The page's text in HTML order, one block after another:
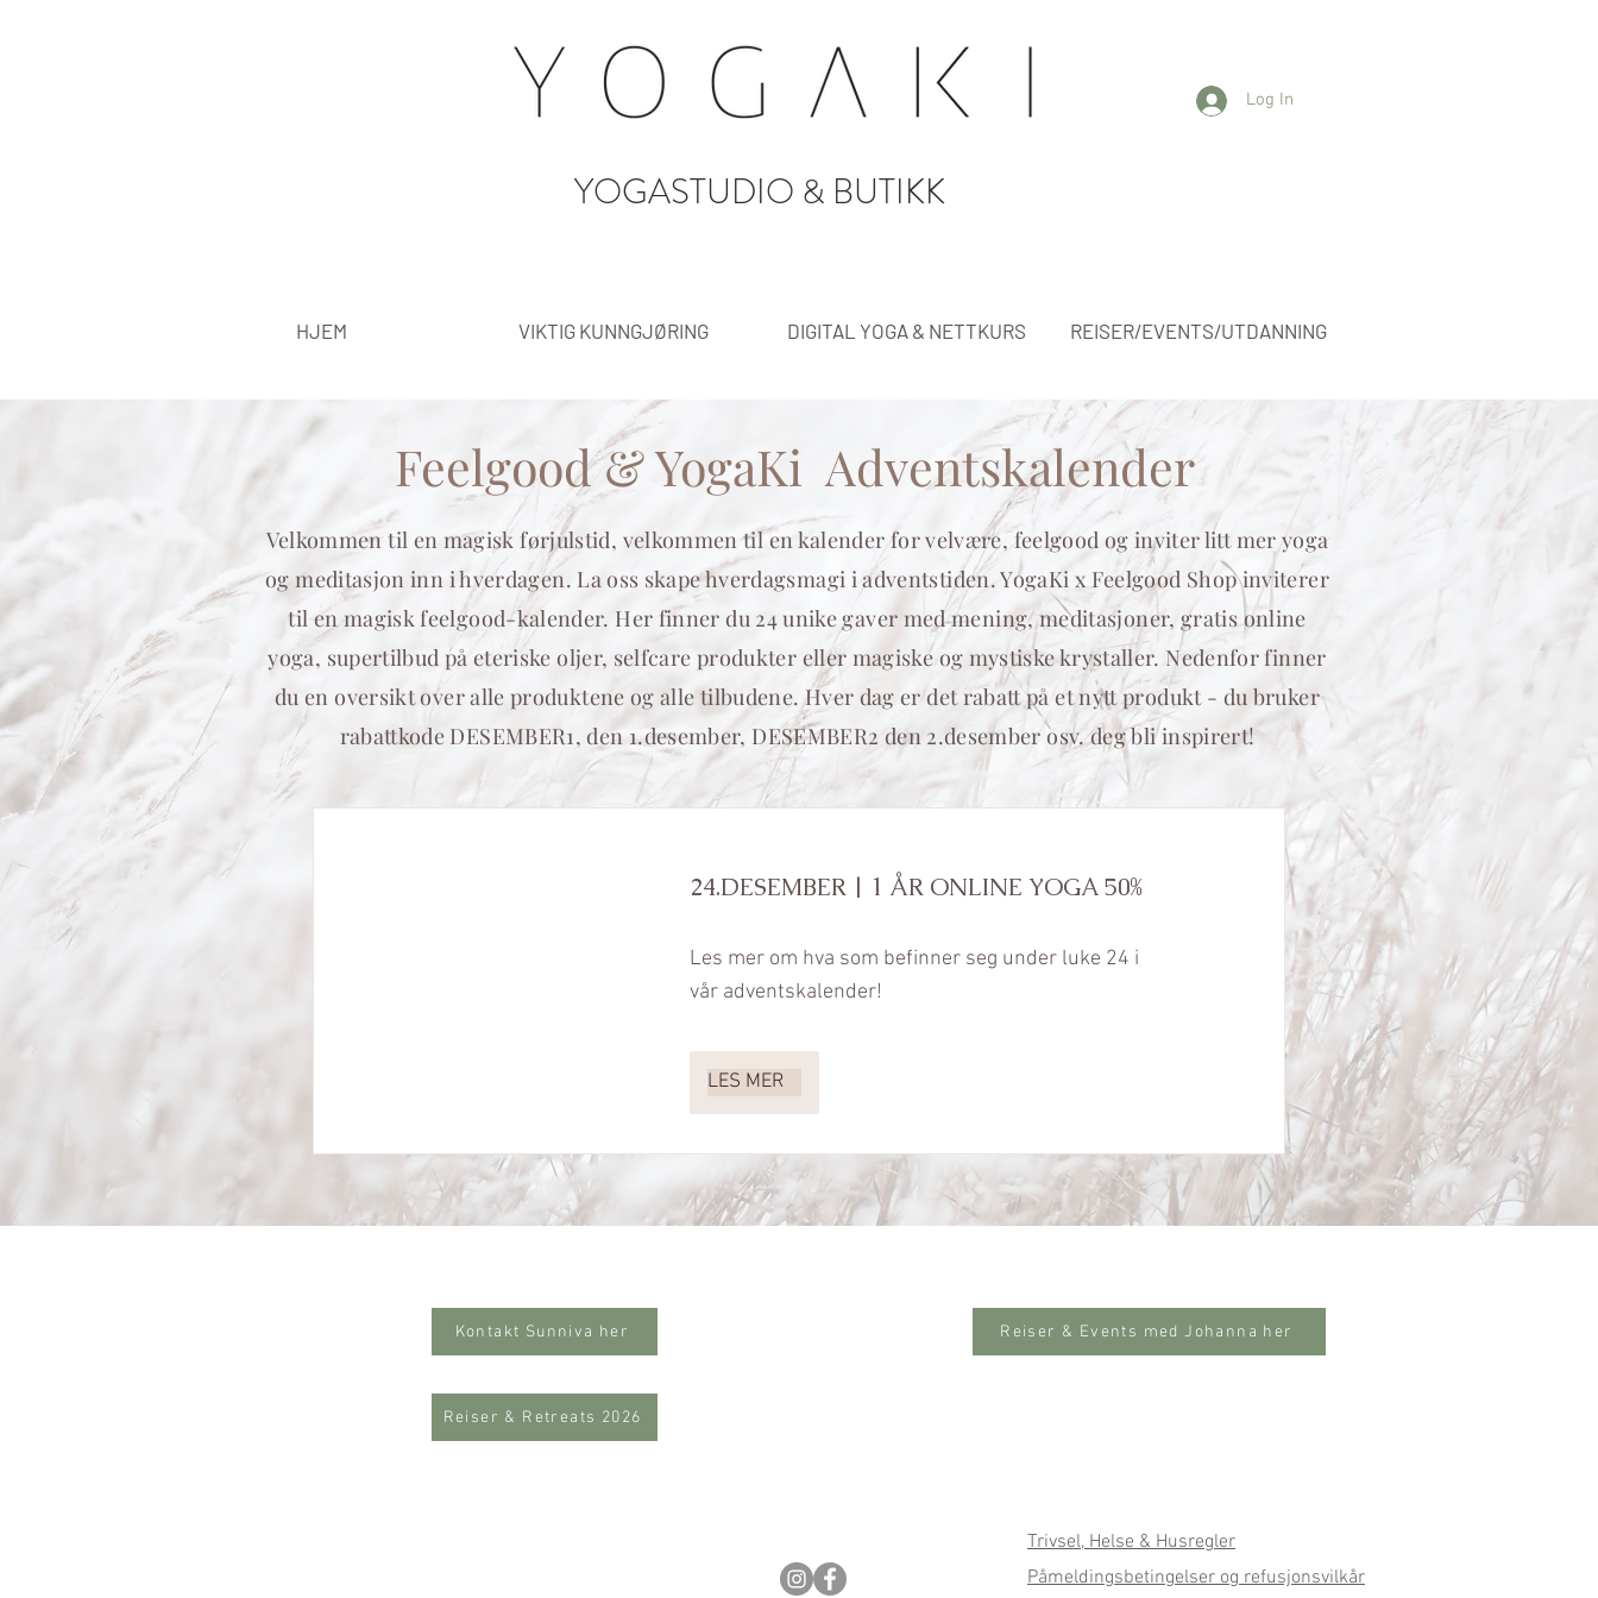
Log In
YOGASTUDIO & BUTIKK
HJEM VIKTIG KUNNGJØRING DIGITAL YOGA & NETTKURS REISER/EVENTS/UTDANNING
Feelgood & YogaKi Adventskalender
Velkommen til en magisk førjulstid, velkommen til en kalender for velvære, feelgood og inviter litt mer yoga
og meditasjon inn i hverdagen. La oss skape hverdagsmagi i adventstiden. YogaKi x Feelgood Shop inviterer
til en magisk feelgood-kalender. Her finner du 24 unike gaver med mening, meditasjoner, gratis online
yoga, supertilbud på eteriske oljer, selfcare produkter eller magiske og mystiske krystaller. Nedenfor finner
du en oversikt over alle produktene og alle tilbudene. Hver dag er det rabatt på et nytt produkt - du bruker
rabattkode DESEMBER1, den 1.desember, DESEMBER2 den 2.desember osv. deg bli inspirert!
24.DESEMBER | 1 ÅR ONLINE YOGA 50%
Les mer om hva som befinner seg under luke 24 i
vår adventskalender!
LES MER
Kontakt Sunniva her Reiser & Events med Johanna her
Reiser & Retreats 2026
Trivsel, Helse & Husregler
Påmeldingsbetingelser og refusjonsvilkår